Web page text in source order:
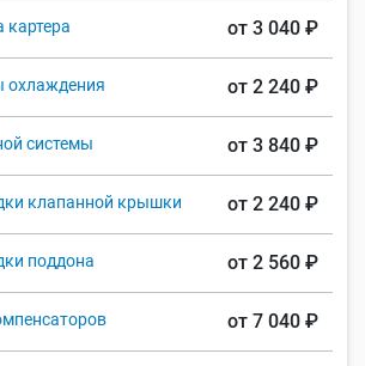
картера от 3 040 ₽
охлаждения от 2 240 ₽
системы от 3 840 ₽
клапанной крышки от 2 240 ₽
поддона от 2 560 ₽
от 7 040 ₽